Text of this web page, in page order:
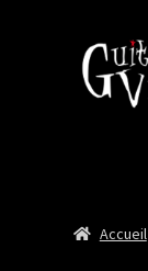
Accueil